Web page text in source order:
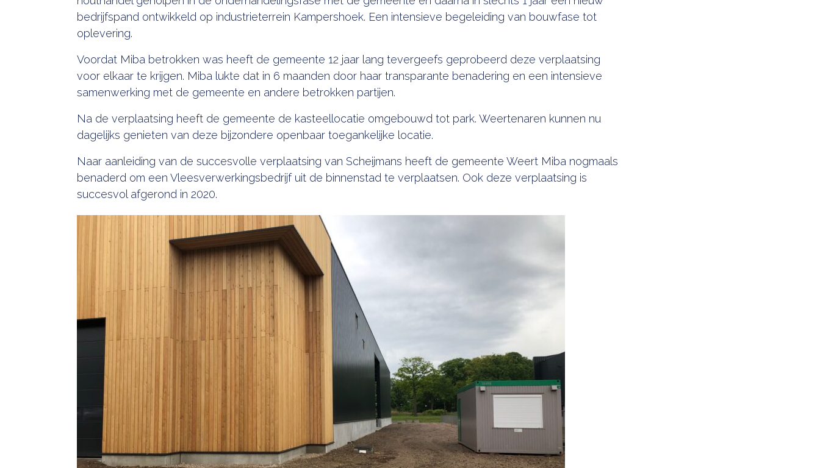
bedrijfspand ontwikkeld op industrieterrein Kampershoek. Een intensieve begeleiding van bouwfase tot
oplevering.
Voordat Miba betrokken was heeft de gemeente 12 jaar lang tevergeefs geprobeerd deze verplaatsing
voor elkaar te krijgen. Miba lukte dat in 6 maanden door haar transparante benadering en een intensieve
samenwerking met de gemeente en andere betrokken partijen.
Na de verplaatsing heeft de gemeente de kasteellocatie omgebouwd tot park. Weertenaren kunnen nu
dagelijks genieten van deze bijzondere openbaar toegankelijke locatie.
Naar aanleiding van de succesvolle verplaatsing van Scheijmans heeft de gemeente Weert Miba nogmaals
benaderd om een Vleesverwerkingsbedrijf uit de binnenstad te verplaatsen. Ook deze verplaatsing is
succesvol afgerond in 2020.